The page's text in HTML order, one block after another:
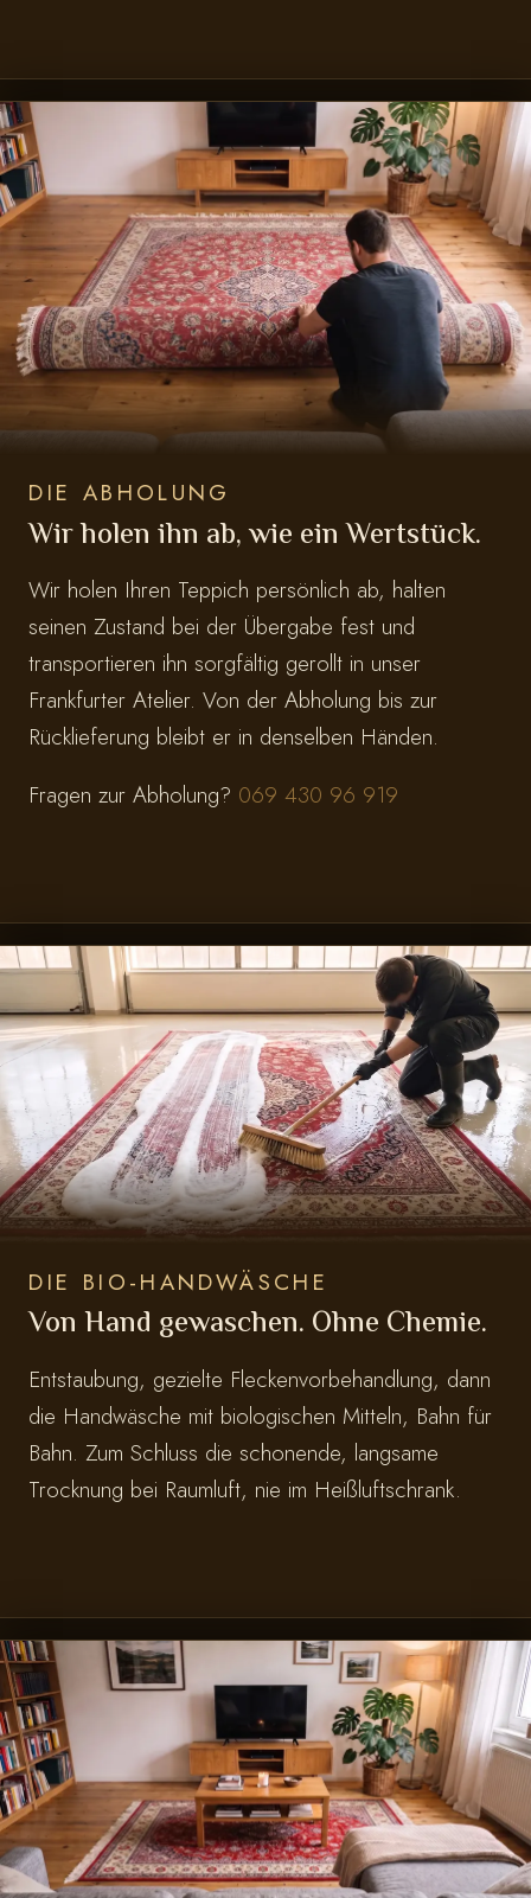
DIE ABHOLUNG
Wir holen ihn ab, wie ein Wertstück.
Wir holen Ihren Teppich persönlich ab, halten
seinen Zustand bei der Übergabe fest und
transportieren ihn sorgfältig gerollt in unser
Frankfurter Atelier. Von der Abholung bis zur
Rücklieferung bleibt er in denselben Händen.
Fragen zur Abholung? 069 430 96 919
DIE BIO-HANDWÄSCHE
Von Hand gewaschen. Ohne Chemie.
Entstaubung, gezielte Fleckenvorbehandlung, dann
die Handwäsche mit biologischen Mitteln, Bahn für
Bahn. Zum Schluss die schonende, langsame
Trocknung bei Raumluft, nie im Heißluftschrank.